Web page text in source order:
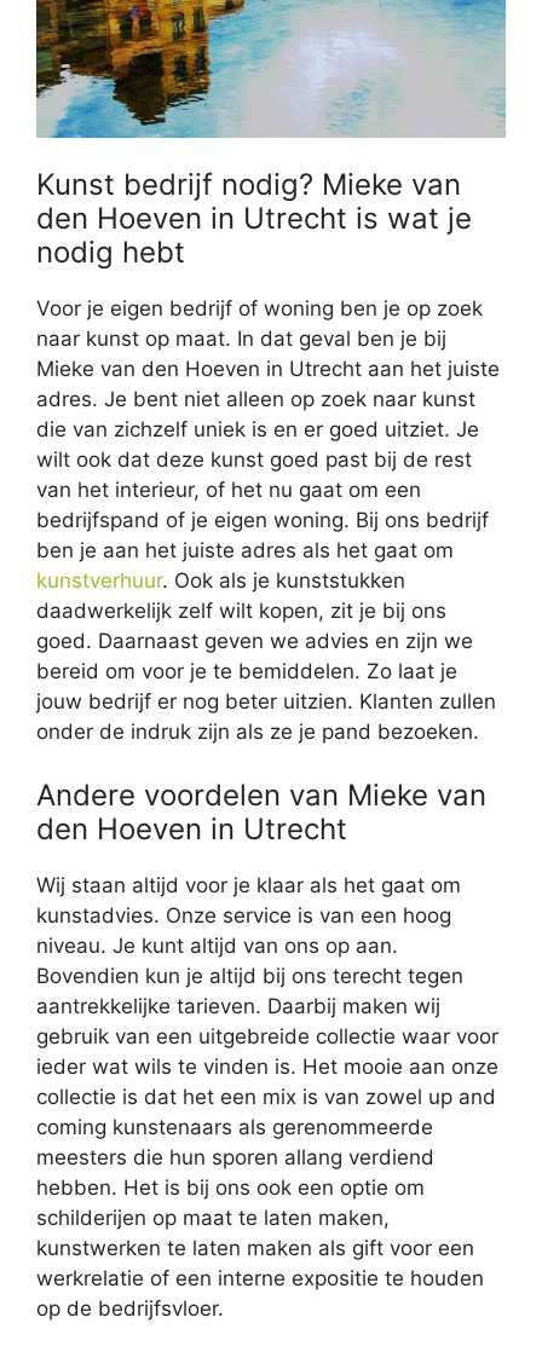
Kunst bedrijf nodig? Mieke van
den Hoeven in Utrecht is wat je
nodig hebt
Voor je eigen bedrijf of woning ben je op zoek
naar kunst op maat. In dat geval ben je bij
Mieke van den Hoeven in Utrecht aan het juiste
adres. Je bent niet alleen op zoek naar kunst
die van zichzelf uniek is en er goed uitziet. Je
wilt ook dat deze kunst goed past bij de rest
van het interieur, of het nu gaat om een
bedrijfspand of je eigen woning. Bij ons bedrijf
ben je aan het juiste adres als het gaat om
kunstverhuur. Ook als je kunststukken
daadwerkelijk zelf wilt kopen, zit je bij ons
goed. Daarnaast geven we advies en zijn we
bereid om voor je te bemiddelen. Zo laat je
jouw bedrijf er nog beter uitzien. Klanten zullen
onder de indruk zijn als ze je pand bezoeken.
Andere voordelen van Mieke van
den Hoeven in Utrecht
Wij staan altijd voor je klaar als het gaat om
kunstadvies. Onze service is van een hoog
niveau. Je kunt altijd van ons op aan.
Bovendien kun je altijd bij ons terecht tegen
aantrekkelijke tarieven. Daarbij maken wij
gebruik van een uitgebreide collectie waar voor
ieder wat wils te vinden is. Het mooie aan onze
collectie is dat het een mix is van zowel up and
coming kunstenaars als gerenommeerde
meesters die hun sporen allang verdiend
hebben. Het is bij ons ook een optie om
schilderijen op maat te laten maken,
kunstwerken te laten maken als gift voor een
werkrelatie of een interne expositie te houden
op de bedrijfsvloer.